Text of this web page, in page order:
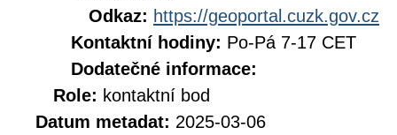
Odkaz: https://geoportal.cuzk.gov.cz
Kontaktní hodiny: Po-Pá 7-17 CET
Dodatečné informace:
Role: kontaktní bod
Datum metadat: 2025-03-06